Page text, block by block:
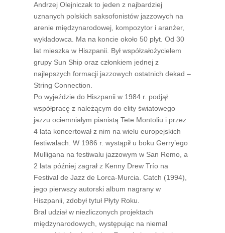
Andrzej Olejniczak to jeden z najbardziej
uznanych polskich saksofonistów jazzowych na
arenie międzynarodowej, kompozytor i aranżer,
wykładowca. Ma na koncie około 50 płyt. Od 30
lat mieszka w Hiszpanii. Był współzałożycielem
grupy Sun Ship oraz członkiem jednej z
najlepszych formacji jazzowych ostatnich dekad –
String Connection.
Po wyjeździe do Hiszpanii w 1984 r. podjął
współpracę z należącym do elity światowego
jazzu ociemniałym pianistą Tete Montoliu i przez
4 lata koncertował z nim na wielu europejskich
festiwalach. W 1986 r. wystąpił u boku Gerry’ego
Mulligana na festiwalu jazzowym w San Remo, a
2 lata później zagrał z Kenny Drew Trío na
Festival de Jazz de Lorca-Murcia. Catch (1994),
jego pierwszy autorski album nagrany w
Hiszpanii, zdobył tytuł Płyty Roku.
Brał udział w niezliczonych projektach
międzynarodowych, występując na niemal